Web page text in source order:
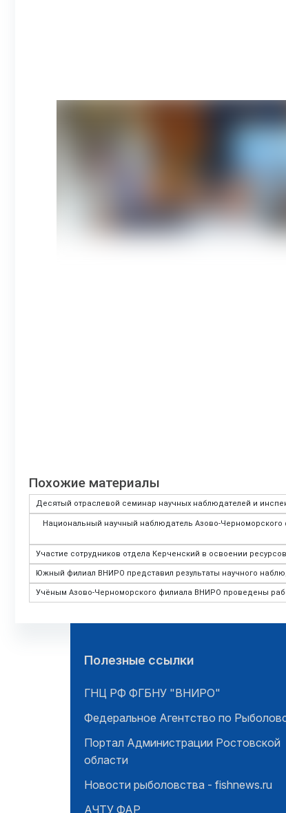
Похожие материалы
Десятый отраслевой семинар научных наблюдателей и
Национальный научный наблюдатель Азово-
Участие сотрудников отдела Керченский в освоении
Южный филиал ВНИРО представил результаты научного
Учёным Азово-Черноморского филиала ВНИРО проведены
Полезные ссылки
ГНЦ РФ ФГБНУ "ВНИРО"
Федеральное Агентство по
Портал Администрации Ростовской
области
Новости рыболовства - fishnews.ru
АЧТУ ФАР